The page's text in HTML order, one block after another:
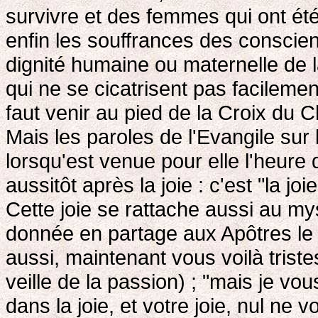
survivre et des femmes qui ont
enfin les souffrances des
dignité humaine ou maternelle
qui ne se cicatrisent pas
faut venir au pied de la Croix du
Mais les paroles de l'Evangile
lorsqu'est venue pour elle l'heure
aussitôt après la joie : c'est "la
Cette joie se rattache aussi au
donnée en partage aux Apôtres
aussi, maintenant vous voilà
veille de la passion) ; "mais je
dans la joie, et votre joie, nul ne